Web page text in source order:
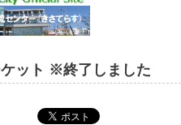
ケット ※終了しました